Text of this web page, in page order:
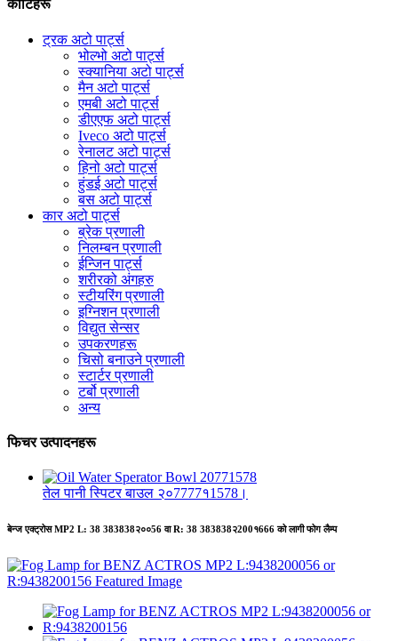
कोटिहरू
ट्रक अटो पार्ट्स
भोल्भो अटो पार्ट्स
स्क्यानिया अटो पार्ट्स
मैन अटो पार्ट्स
एमबी अटो पार्ट्स
डीएएफ अटो पार्ट्स
Iveco अटो पार्ट्स
रेनालट अटो पार्ट्स
हिनो अटो पार्ट्स
हुंडई अटो पार्ट्स
बस अटो पार्ट्स
कार अटो पार्ट्स
ब्रेक प्रणाली
निलम्बन प्रणाली
ईन्जिन पार्ट्स
शरीरको अंगहरु
स्टीयरिंग प्रणाली
इग्निशन प्रणाली
विद्युत सेन्सर
उपकरणहरू
चिसो बनाउने प्रणाली
स्टार्टर प्रणाली
टर्बो प्रणाली
अन्य
फिचर उत्पादनहरू
तेल पानी स्पिटर बाउल २०7777१1578।
बेन्ज एक्ट्रोस MP2 L: 38 383838२००56 वा R: 38 383838२200१666 को लागी फोग लैम्प